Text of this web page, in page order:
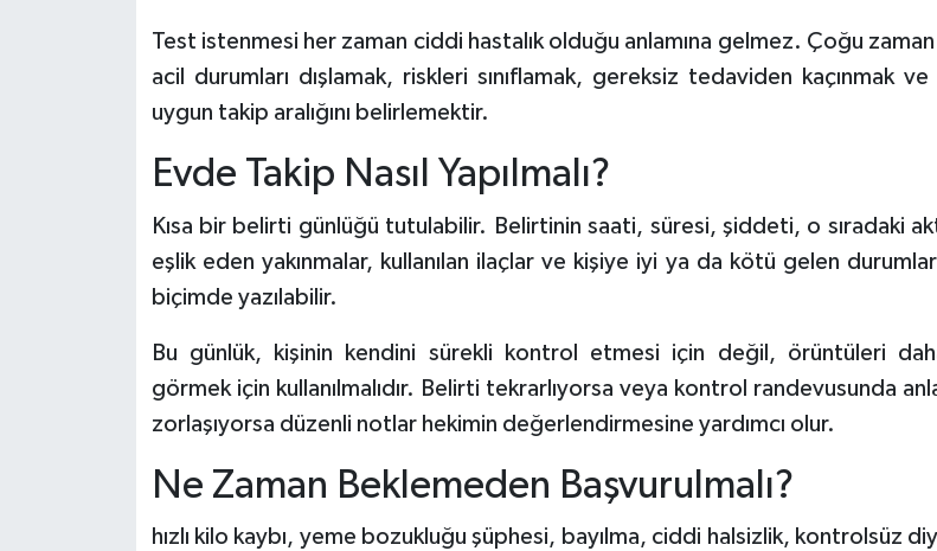
Test istenmesi her zaman ciddi hastalık olduğu anlamına gelmez. Çoğu
acil durumları dışlamak, riskleri sınıflamak, gereksiz tedaviden kaçınmak ve
uygun takip aralığını belirlemektir.
Evde Takip Nasıl Yapılmalı?
Kısa bir belirti günlüğü tutulabilir. Belirtinin saati, süresi, şiddeti, o sıradaki
eşlik eden yakınmalar, kullanılan ilaçlar ve kişiye iyi ya da kötü gelen
biçimde yazılabilir.
Bu günlük, kişinin kendini sürekli kontrol etmesi için değil, örüntüleri
görmek için kullanılmalıdır. Belirti tekrarlıyorsa veya kontrol randevusunda
zorlaşıyorsa düzenli notlar hekimin değerlendirmesine yardımcı olur.
Ne Zaman Beklemeden Başvurulmalı?
hızlı kilo kaybı, yeme bozukluğu şüphesi, bayılma, ciddi halsizlik, kontrolsüz